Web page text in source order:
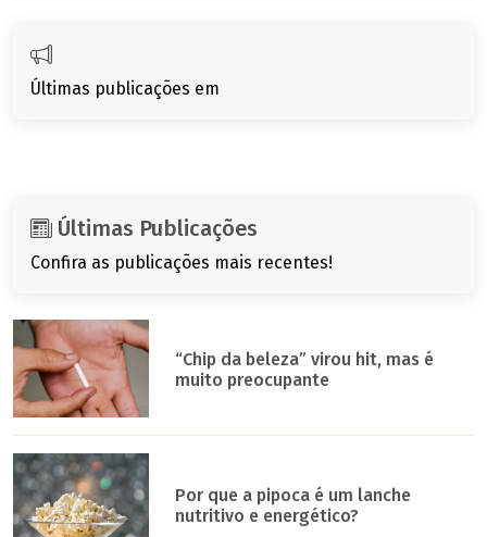
Últimas publicações em
Últimas Publicações
Confira as publicações mais recentes!
“Chip da beleza” virou hit, mas é
muito preocupante
Por que a pipoca é um lanche
nutritivo e energético?